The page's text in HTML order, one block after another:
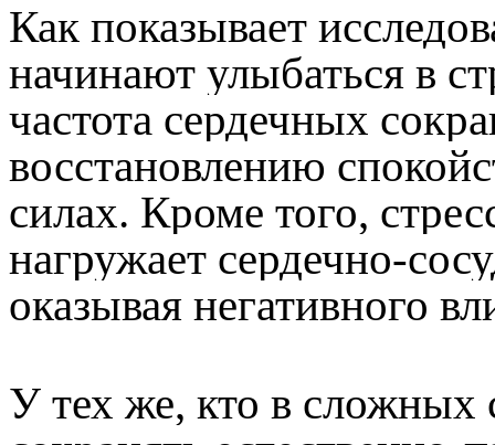
Как показывает
начинают улыбаться в
частота сердечных
восстановлению
силах. Кроме того,
нагружает сердечно-
оказывая негативного
У тех же, кто в сложных